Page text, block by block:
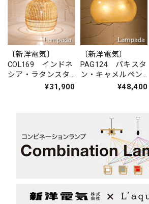
〔新洋電気〕
COL169 インドネ
シア・ラタンスタ
ンドライト（小）
¥31,900
〔新洋電気〕
PAG124 パキスタ
ン・キャメルペン
ダントライト¥48,400